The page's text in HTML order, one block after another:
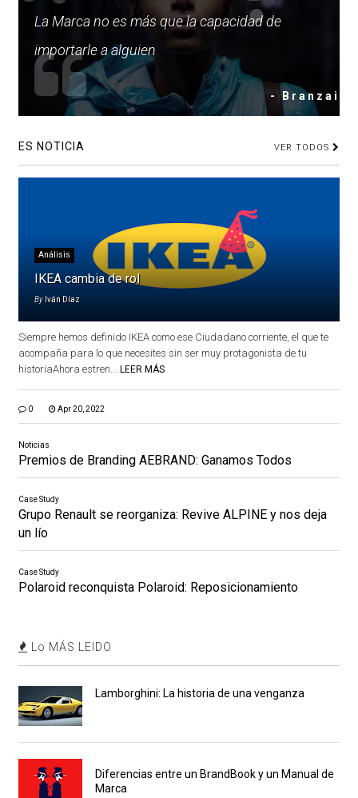
La Marca no es más que la capacidad de
importarle a alguien
- Branzai
ES NOTICIA VER TODOS
Análisis
IKEA cambia de rol
By Iván Díaz
Siempre hemos definido IKEA como ese Ciudadano corriente, el que te
acompaña para lo que necesites sin ser muy protagonista de tu
historiaAhora estren... LEER MÁS
0 Apr 20, 2022
Noticias
Premios de Branding AEBRAND: Ganamos Todos
Case Study
Grupo Renault se reorganiza: Revive ALPINE y nos deja
un lío
Case Study
Polaroid reconquista Polaroid: Reposicionamiento
Lo MÁS LEIDO
Lamborghini: La historia de una venganza
Diferencias entre un BrandBook y un Manual de
Marca